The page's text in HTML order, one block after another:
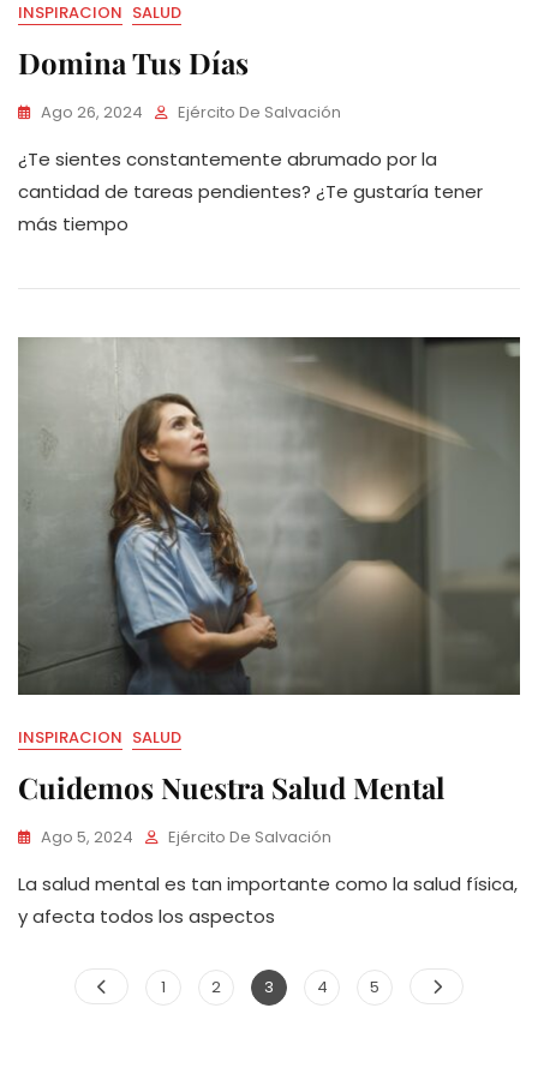
INSPIRACION SALUD
Domina Tus Días
Ago 26, 2024 Ejército De Salvación
¿Te sientes constantemente abrumado por la
cantidad de tareas pendientes? ¿Te gustaría tener
más tiempo
INSPIRACION SALUD
Cuidemos Nuestra Salud Mental
Ago 5, 2024 Ejército De Salvación
La salud mental es tan importante como la salud física,
y afecta todos los aspectos
Paginación
Page
1 Page
2 Page
3 Page
4 Page
5